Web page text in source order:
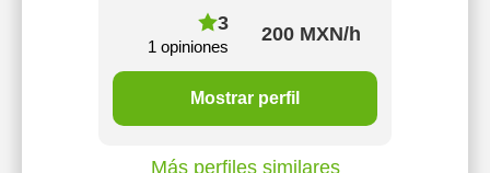
3
1 opiniones
200 MXN/h
Mostrar perfil
Más perfiles similares